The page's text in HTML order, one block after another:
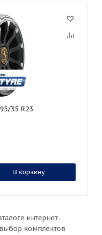
295
45
В корзину
интернет-
комплектов